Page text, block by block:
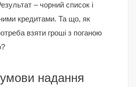
– чорний список і
кредитами. Та що, як
взяти гроші з поганою
надання